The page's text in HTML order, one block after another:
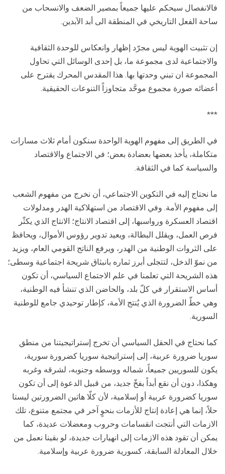
فالانفصال سيحكم عليها جميعاً بمصير الضعف والانسحاب من
ساحة الفعل التاريخي في المنطقة الى أبد الآبدين.
إن تثبيت الهوية ليس مجرّد إظهار وانعكاس للوحدة الثقافية
والاجتماعية لدى مجموعة ما، بل إحدى الوسائل التي تحاول
المجموعة ان تبني وحدتها بها. هذا المقدس المحرك يقترح على
أعضائه صورة مجموع موحَّد متجاوزاً التنوعات الحقيقية.
***
في الطريق إلى مفهوم الهوية الواحدة سنكون أمام ثلاث مسارات
متكاملة، يأخذ بعضها بعضادة بعض؛ في الاجتماع والاقتصاد
والسياسة كما في الثقافة.
ما نحتاج إليه في التكوين الاجتماعي، أن نخرج من مفهوم الشعب
إلى مفهوم الأمة. وفي الاقتصاد من استهلاكية الهدر ومدلولات
اقتصاد العسكرة ورواسبها، إلى اقتصاد الانتاج؛ الانتاج الذي يكثّر
فرص العمل، ويقلل البطالة، ويعيد تدوير رؤوس الأموال، ويحافظ
على الثروات الوطنية من الهدر، ويرفع الناتج القومي العام، ويزيد
من نموّ الدخل، لتتجلى أبرز ثماره بانبثاق شريحة اجتماعية وسطى؛
هذه الشريحة التي تعلمنا في علم الاجتماع السياسي، أن تكون
أساس الاستقرار في كلّ بلد، والحاضن الذي تنشأ فيه الوطنية،
وهي خطّ الضرورة الذي يُنتج الأمة، كإطار توحيدي جامع للوطنية
السورية.
كما نحتاج في الحقل السياسي أن تخرج إستراتيجيتنا من منطق
سوريا ضرورة عربية، إلى إستراتيجية سوريا كضرورة سورية،
يكون للسوريين جميعاً، شماله ووسطه وجنوبه، لشرقه وغربه
وهكذا، دون أن نقع أبداً بفخّ جديد، من قبيل الدعوة إلى أن تكون
سوريا كضرورة عربية أو إسلامية، لأن كلّا هاتين الضرورتين ليستا
حلاً، إنما هي إعادة إنتاج للأزمات بنحوٍ آخر في مجتمع متنوع، تلك
الازمات التي أنتجت انقسامات وحروب ومعضلات عديدة، كما
يمكن أن تقود هذه الازمات إلى انهيارات جديدة، لو بقينا نعمل من
خلال المعادلة السابقة، كسورية ضرورة عربية وإسلامية.